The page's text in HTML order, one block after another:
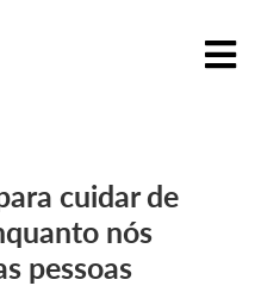
cuidar de
nós
pessoas